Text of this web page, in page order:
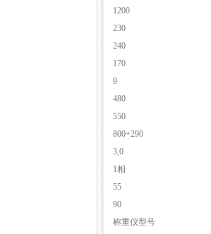
1200
230
240
170
9
480
550
800+290
3,0
1相
55
90
称重仪型号